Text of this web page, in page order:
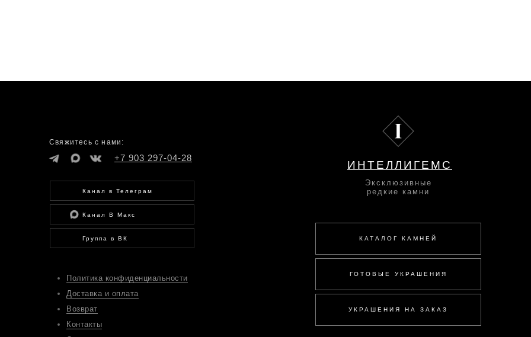
КАТАЛОГ КАМНЕЙ
УКРАШЕНИЯ НА ЗАКАЗ
ГОТОВЫЕ УКРАШЕНИЯ
Эксклюзивные
редкие камни
ИНТЕЛЛИГЕМС
Политика конфиденциальности
Доставка и оплата
Возврат
Контакты
+7 903 297-04-28
Канал В Макс
Группа в ВК
Канал в Телеграм
Свяжитесь с нами: